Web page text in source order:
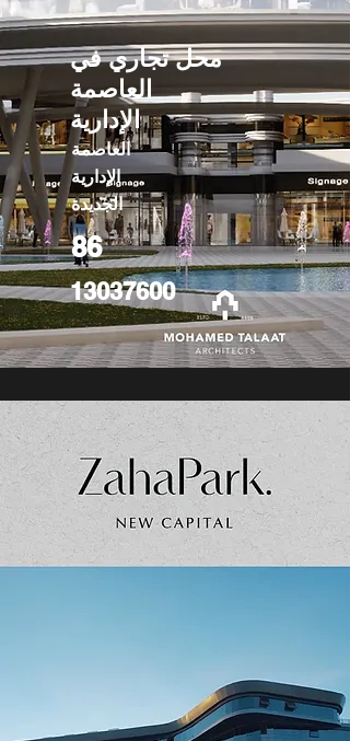
محل تجاري في
العاصمة
الإدارية
العاصمة
الإدارية
الجديدة
86
13037600